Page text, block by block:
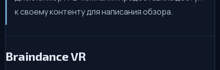
к своему контенту для написания обзора.
Braindance VR